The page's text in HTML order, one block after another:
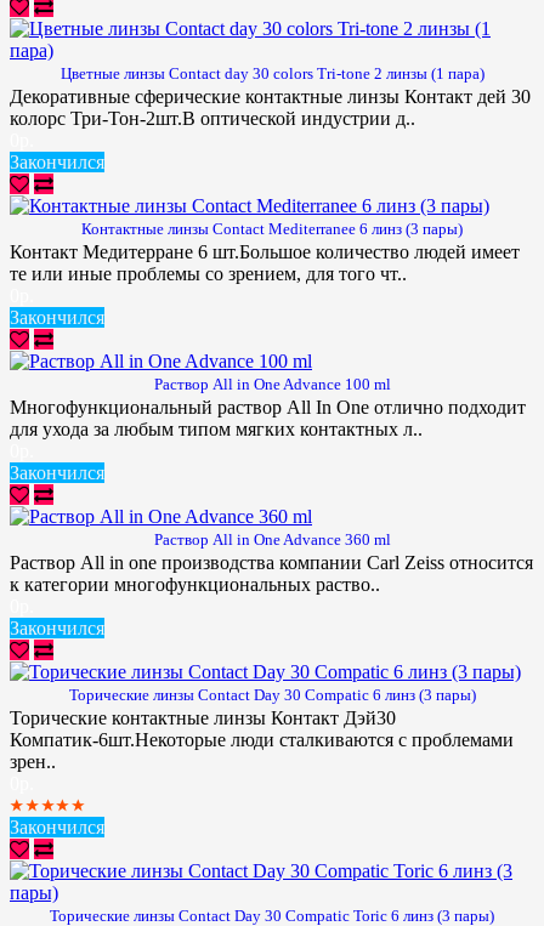
Цветные линзы Contact day 30 colors Tri-tone 2 линзы (1 пара)
Декоративные сферические контактные линзы Контакт дей 30
колорс Три-Тон-2шт.В оптической индустрии д..
Закончился
Контактные линзы Contact Mediterranee 6 линз (3 пары)
Контакт Медитерране 6 шт.Большое количество людей имеет
те или иные проблемы со зрением, для того чт..
Закончился
Раствор All in Оne Advance 100 ml
Многофункциональный раствор All In One отлично подходит
для ухода за любым типом мягких контактных л..
Закончился
Раствор All in Оne Advance 360 ml
Раствор All in one производства компании Carl Zeiss относится
к категории многофункциональных раство..
Закончился
Торические линзы Contact Day 30 Compatic 6 линз (3 пары)
Торические контактные линзы Контакт Дэй30
Компатик-6шт.Некоторые люди сталкиваются с проблемами
зрен..
Закончился
Торические линзы Contact Day 30 Compatic Toric 6 линз (3 пары)